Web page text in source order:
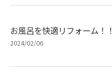
お風呂を快適リフォーム！！
2024/02/06